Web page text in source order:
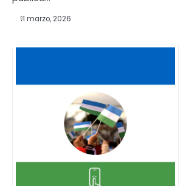
11 marzo, 2026